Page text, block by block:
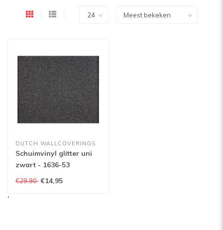
DUTCH WALLCOVERINGS
Schuimvinyl glitter uni
zwart - 1636-53
€29,90 €14,95
'